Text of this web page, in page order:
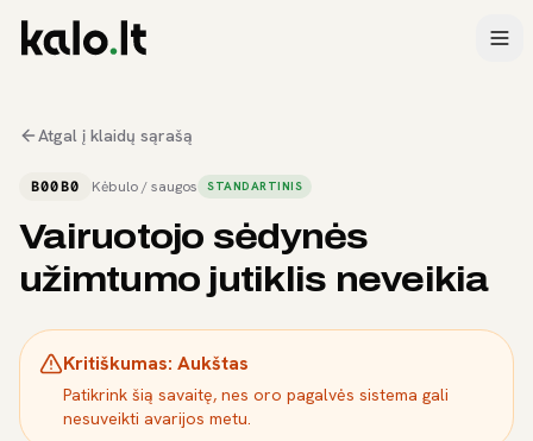
Atgal į klaidų sąrašą
B00B0 Kėbulo / saugos STANDARTINIS
Vairuotojo sėdynės
užimtumo jutiklis neveikia
Kritiškumas: Aukštas
Patikrink šią savaitę, nes oro pagalvės sistema gali
nesuveikti avarijos metu.